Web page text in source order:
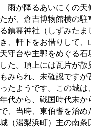
雨が降るあいにくの天
たが、倉吉博物館横の駐
る鎮霊神社（しずみたま
き、軒下をお借りして、
天守台や主郭をめぐる石
した。頂上には瓦片が
もみられ、未確認ですが
ったようです。この城は
年代から、戦国時代末か
で、当時、東伯耆を治め
城（湯梨浜町）主の南条